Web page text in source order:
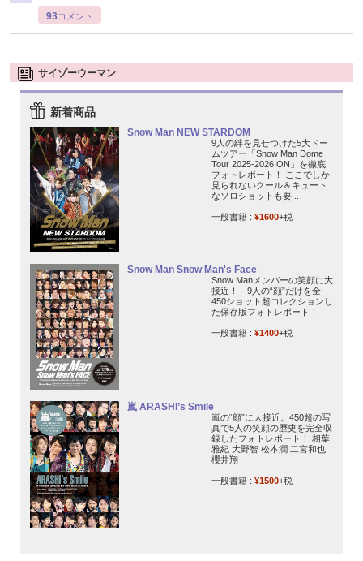
93コメント
サイゾーウーマン
新着商品
Snow Man NEW STARDOM
9人の絆を見せつけた5大ドー
ムツアー「Snow Man Dome
Tour 2025-2026 ON」を徹底
フォトレポート！ ここでしか
見られないクール＆キュート
なソロショットも要...
一般書籍 : ¥1600+税
Snow Man Snow Man's Face
Snow Manメンバーの笑顔に大
接近！ 9人の“顔”だけを全
450ショット超コレクションし
た保存版フォトレポート！
一般書籍 : ¥1400+税
嵐 ARASHI’s Smile
嵐の“顔”に大接近。450超の写
真で5人の笑顔の歴史を完全収
録したフォトレポート！ 相葉
雅紀 大野智 松本潤 二宮和也
櫻井翔
一般書籍 : ¥1500+税